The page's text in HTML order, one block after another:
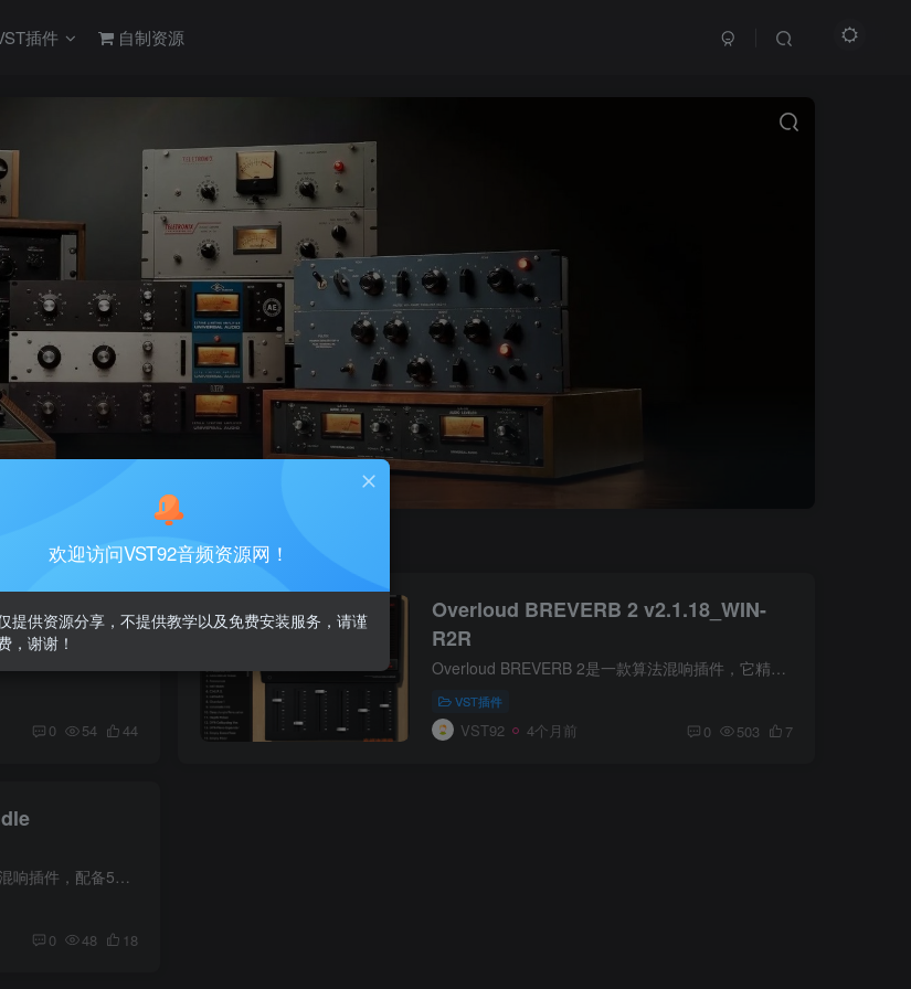
插件 自制资源
R2R
0 54 44
Overloud BREVERB 2 v2.1.18_WIN-
R2R
Overloud BREVERB 2是一款算法混响插件，它精确建模了7款经典硬件混响器的声音，提供大厅、板式、房间等多种算法。内置超过50种空间预设，并配备完整的EQ、门限和3D声源定位功能，适合音乐制作...
VST插件
VST92 4个月前 0 503 7
Overloud REmatrix Bundle 卷积混响插件，配备5个并行卷积引擎与MoReVoX打造的千款脉冲与预置，通过混响、延迟、饱和与调制效果链，为专业混音提供前所未有的自然空间与灵活定制。
0 48 18
欢迎访问VST92音频资源网！
提供资源分享，不提供教学以及免费安装服务，请谨
，谢谢！